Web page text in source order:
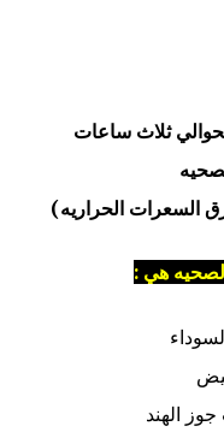
ثلاث ساعات
السعرات الحراريه)
هي :
الهند